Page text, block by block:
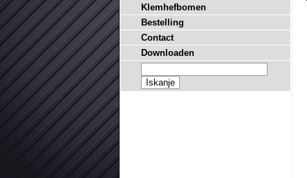
Klemhefbomen
Bestelling
Contact
Downloaden